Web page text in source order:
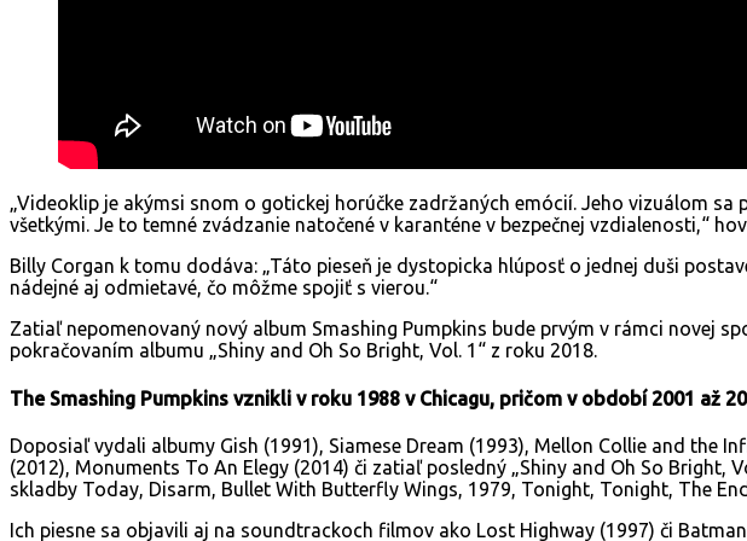
„Videoklip je akýmsi snom o gotickej horúčke zadržaných emócií. Jeho vizuálom
všetkými. Je to temné zvádzanie natočené v karanténe v bezpečnej vzdialenosti,“
Billy Corgan k tomu dodáva: „Táto pieseň je dystopicka hlúposť o jednej duši
nádejné aj odmietavé, čo môžme spojiť s vierou.“
Zatiaľ nepomenovaný nový album Smashing Pumpkins bude prvým v rámci novej
pokračovaním albumu „Shiny and Oh So Bright, Vol. 1“ z roku 2018.
The Smashing Pumpkins vznikli v roku 1988 v Chicagu, pričom v období 2001 až
Doposiaľ vydali albumy Gish (1991), Siamese Dream (1993), Mellon Collie and the
(2012), Monuments To An Elegy (2014) či zatiaľ posledný „Shiny and Oh So
skladby Today, Disarm, Bullet With Butterfly Wings, 1979, Tonight, Tonight, The
Ich piesne sa objavili aj na soundtrackoch filmov ako Lost Highway (1997) či